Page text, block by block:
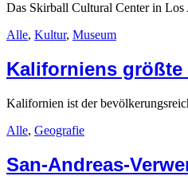
Das Skirball Cultural Center in
Alle, Kultur, Museum
Kaliforniens größte
Kalifornien ist der
Alle, Geografie
San-Andreas-